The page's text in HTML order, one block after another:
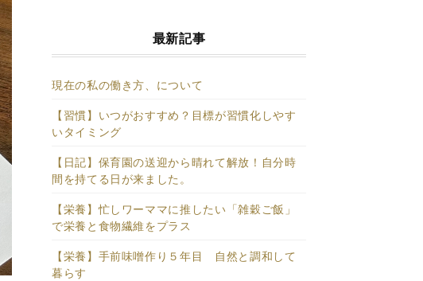
最新記事
現在の私の働き方、について
【習慣】いつがおすすめ？目標が習慣化しやす
いタイミング
【日記】保育園の送迎から晴れて解放！自分時
間を持てる日が来ました。
【栄養】忙しワーママに推したい「雑穀ご飯」
で栄養と食物繊維をプラス
【栄養】手前味噌作り５年目 自然と調和して
暮らす